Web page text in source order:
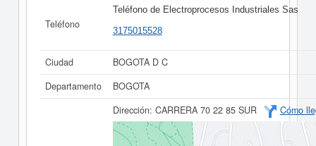
Teléfono
Teléfono de Electroprocesos Industriales Sas
3175015528
Ciudad
BOGOTA D C
Departamento
BOGOTA
Dirección: CARRERA 70 22 85 SUR Cómo